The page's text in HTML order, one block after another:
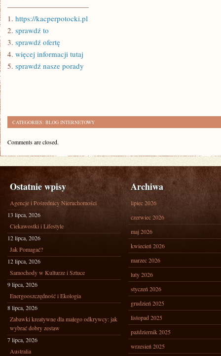
———————————
1. https://kacperpotocki.pl
2. sprawdź to
3. sprawdź ofertę
4. więcej informacji tutaj
5. sprawdź nasze porady
CATEGORIES: BLOG INTERNETOWY
Comments are closed.
Ostatnie wpisy
Agencje i Pośrednicy Nieruchomości
13 lipca, 2026
Ciekawostki i Lifestyle
12 lipca, 2026
Jak Pomagać?
12 lipca, 2026
Samochody w Kulturze i Sztuce
9 lipca, 2026
Energooszczędność i Ekologia
8 lipca, 2026
Zabawki kreatywne dla małego odkrywcy: jak
wybrać dobry zestaw
7 lipca, 2026
Australia
Archiwa
lipiec 2026
czerwiec 2026
maj 2026
kwiecień 2026
marzec 2026
luty 2026
styczeń 2026
grudzień 2025
listopad 2025
październik 2025
wrzesień 2025